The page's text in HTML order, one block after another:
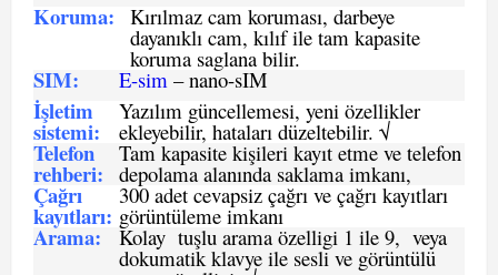
Koruma: Kırılmaz cam koruması, darbeye
dayanıklı cam, kılıf ile tam kapasite
koruma saglana bilir.
SIM: E-sim – nano-sIM
İşletim
sistemi:
Yazılım güncellemesi, yeni özellikler
ekleyebilir, hataları düzeltebilir. √
Telefon
rehberi:
Tam kapasite kişileri kayıt etme ve telefon
depolama alanında saklama imkanı,
Çağrı
kayıtları:
300 adet cevapsiz çağrı ve çağrı kayıtları
görüntüleme imkanı
Arama: Kolay tuşlu arama özelligi 1 ile 9, veya
dokumatik klavye ile sesli ve görüntülü